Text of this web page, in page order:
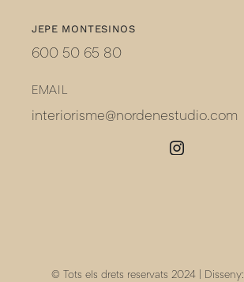
JEPE MONTESINOS
600 50 65 80
EMAIL
interiorisme@nordenestudio.com
© Tots els drets reservats 2024 | Disseny: